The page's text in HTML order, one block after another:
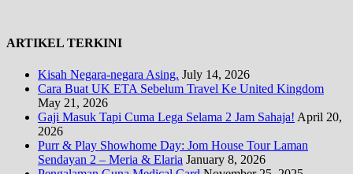
ARTIKEL TERKINI
Kisah Negara-negara Asing. July 14, 2026
Cara Buat UK ETA Sebelum Travel Ke United Kingdom
May 21, 2026
Gaji Masuk Tapi Cuma Lega Selama 2 Jam Sahaja! April 20,
2026
Purr & Play Showhome Day: Jom House Tour Laman
Sendayan 2 – Meria & Elaria January 8, 2026